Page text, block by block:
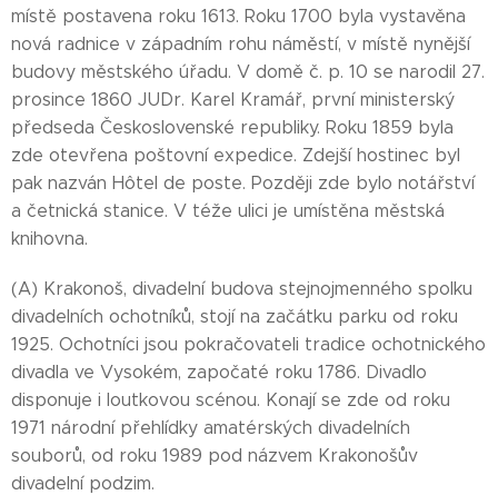
místě postavena roku 1613. Roku 1700 byla vystavěna
nová radnice v západním rohu náměstí, v místě nynější
budovy městského úřadu. V domě č. p. 10 se narodil 27.
prosince 1860 JUDr. Karel Kramář, první ministerský
předseda Československé republiky. Roku 1859 byla
zde otevřena poštovní expedice. Zdejší hostinec byl
pak nazván Hôtel de poste. Později zde bylo notářství
a četnická stanice. V téže ulici je umístěna městská
knihovna.
(A) Krakonoš, divadelní budova stejnojmenného spolku
divadelních ochotníků, stojí na začátku parku od roku
1925. Ochotníci jsou pokračovateli tradice ochotnického
divadla ve Vysokém, započaté roku 1786. Divadlo
disponuje i loutkovou scénou. Konají se zde od roku
1971 národní přehlídky amatérských divadelních
souborů, od roku 1989 pod názvem Krakonošův
divadelní podzim.